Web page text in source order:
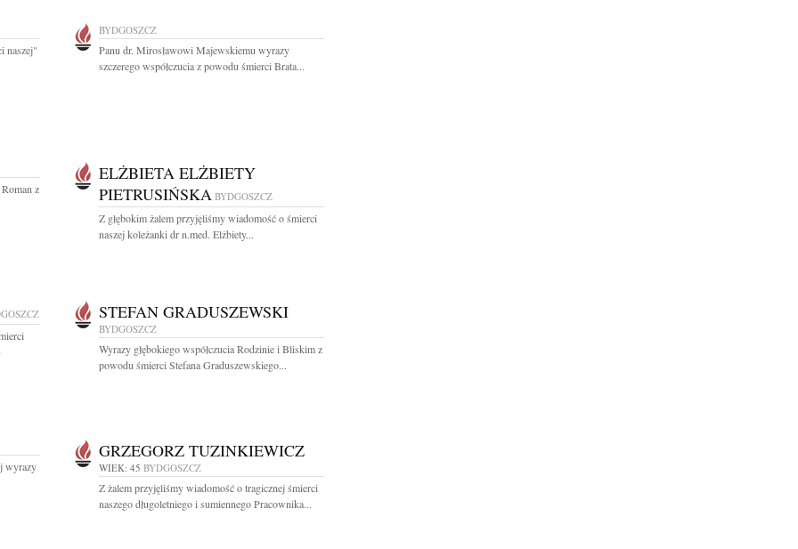
naszej"
BYDGOSZCZ
Panu dr. Mirosławowi Majewskiemu wyrazy
szczerego współczucia z powodu śmierci Brata...
z
ELŻBIETA ELŻBIETY
PIETRUSIŃSKA BYDGOSZCZ
Z głębokim żalem przyjęliśmy wiadomość o śmierci
naszej koleżanki dr n.med. Elżbiety...
STEFAN GRADUSZEWSKI
BYDGOSZCZ
Wyrazy głębokiego współczucia Rodzinie i Bliskim z
powodu śmierci Stefana Graduszewskiego...
wyrazy
GRZEGORZ TUZINKIEWICZ
WIEK: 45 BYDGOSZCZ
Z żalem przyjęliśmy wiadomość o tragicznej śmierci
naszego długoletniego i sumiennego Pracownika...